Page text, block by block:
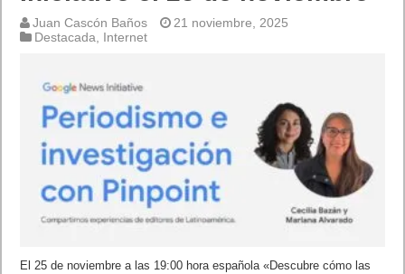
Juan Cascón Baños
21 noviembre, 2025
Destacada
Internet
El 25 de noviembre a las 19:00 hora española «Descubre cómo las